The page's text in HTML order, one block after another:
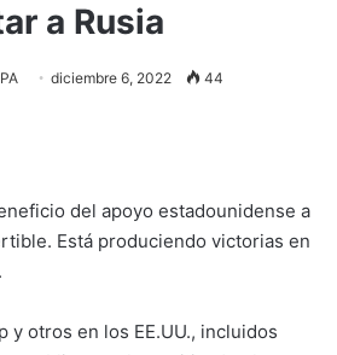
a Rusia
diciembre 6, 2022 44
del apoyo estadounidense a
Está produciendo victorias en
y otros en los EE.UU., incluidos